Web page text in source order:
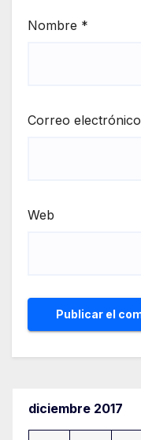
Nombre *
Correo electrónico
Web
diciembre 2017